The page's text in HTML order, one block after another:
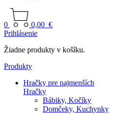
0 0,00 €
Prihlásenie
Žiadne produkty v košíku.
Produkty
Hračky pre najmenších
Hračky
Bábiky, Kočíky
Domčeky, Kuchynky